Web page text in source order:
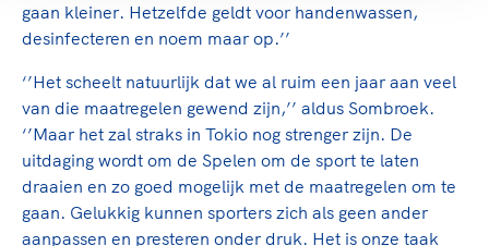
gaan kleiner. Hetzelfde geldt voor handenwassen,
desinfecteren en noem maar op.’’
‘’Het scheelt natuurlijk dat we al ruim een jaar aan veel
van die maatregelen gewend zijn,’’ aldus Sombroek.
‘’Maar het zal straks in Tokio nog strenger zijn. De
uitdaging wordt om de Spelen om de sport te laten
draaien en zo goed mogelijk met de maatregelen om te
gaan. Gelukkig kunnen sporters zich als geen ander
aanpassen en presteren onder druk. Het is onze taak